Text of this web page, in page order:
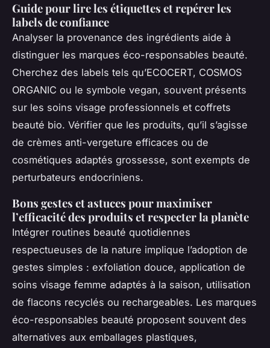
Guide pour lire les étiquettes et repérer les
labels de confiance
Analyser la provenance des ingrédients aide à
distinguer les marques éco-responsables beauté.
Cherchez des labels tels qu’ECOCERT, COSMOS
ORGANIC ou le symbole vegan, souvent présents
sur les soins visage professionnels et coffrets
beauté bio. Vérifier que les produits, qu’il s’agisse
de crèmes anti-vergeture efficaces ou de
cosmétiques adaptés grossesse, sont exempts de
perturbateurs endocriniens.
Bons gestes et astuces pour maximiser
l’efficacité des produits et respecter la planète
Intégrer routines beauté quotidiennes
respectueuses de la nature implique l’adoption de
gestes simples : exfoliation douce, application de
soins visage femme adaptés à la saison, utilisation
de flacons recyclés ou rechargeables. Les marques
éco-responsables beauté proposent souvent des
alternatives aux emballages plastiques,